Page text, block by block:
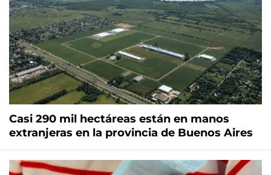
Casi 290 mil hectáreas están en manos
extranjeras en la provincia de Buenos Aires